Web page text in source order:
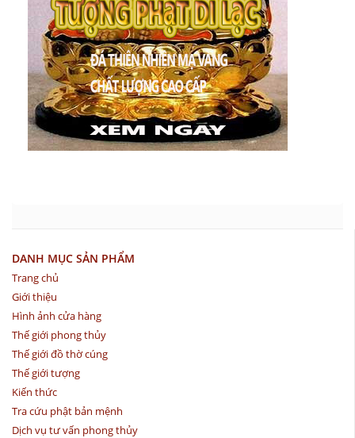
DANH MỤC SẢN PHẨM
Trang chủ
Giới thiệu
Hình ảnh cửa hàng
Thế giới phong thủy
Thế giới đồ thờ cúng
Thế giới tượng
Kiến thức
Tra cứu phật bản mệnh
Dịch vụ tư vấn phong thủy